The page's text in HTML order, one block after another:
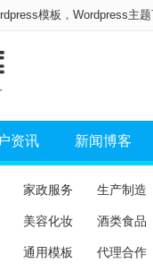
模板 ， Wordpress主题
资讯 新闻博客
家政服务 生产制造
美容化妆 酒类食品
通用模板 代理合作